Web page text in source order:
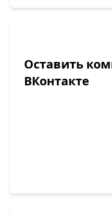
Оставить
ВКонтакте